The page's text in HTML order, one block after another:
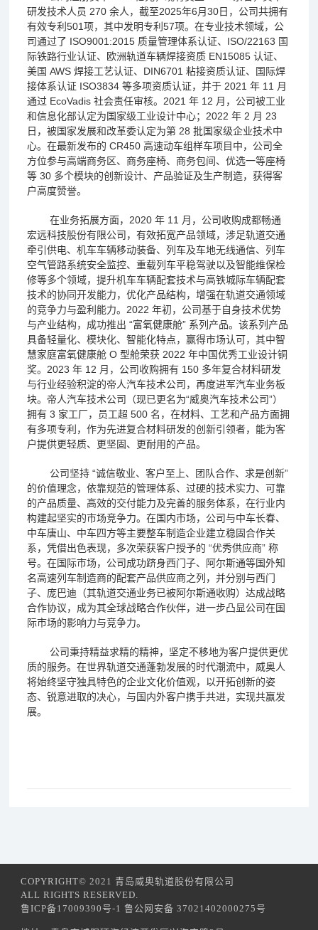
研发技术人员 270 余人，截至2025年6月30日，公司共拥有
有效专利501项，其中发明专利57项。在专业技术领域，公
司通过了 ISO9001:2015 质量管理体系认证、ISO/22163 国
际铁路行业认证、欧洲轨道车辆焊接资质 EN15085 认证、
美国 AWS 焊接工艺认证、DIN6701 粘接资质认证、国际焊
接体系认证 ISO3834 等多项资质认证，并于 2021 年 11 月
通过 EcoVadis 社会责任审核。2021 年 12 月，公司被工业
和信息化部认定为国家级工业设计中心；2022 年 2 月 23
日，被国家发展和改革委认定为第 28 批国家级企业技术中
心。在最新发布的 CR450 高速动车组样车项目中，公司全
方位参与高端商务区、商务座椅、商务包间、优选一等座椅
等 30 多个模块的创新设计、产品验证及生产制造，获得客
户高度赞誉。
在业务拓展方面，2020 年 11 月，公司收购成都畅通
宏远科技股份有限公司，有效拓宽产品领域，涉足轨道交通
牵引供电、机车车辆移动装备、列车及车地无线通信、列车
空气管路系统安全监控、重载列车平稳驾驶以及智能维保检
修等多个领域，提升机车车辆配套技术与高铁城际车辆配套
技术的协同开发能力，优化产品结构，增强在轨道交通领域
的竞争力与盈利能力。2022 年初，公司基于自身技术优势
与产业结构，成功推出 “富氧健康舱” 系列产品。该系列产品
具备轻量化、模块化、智能化特点，赢得市场认可，其中智
慧家庭富氧健康舱 O 型舱荣获 2022 年中国优秀工业设计铜
奖。2023 年 12 月，公司收购拥有 150 多年复合材料研发
与行业经验积淀的帝人汽车技术公司，再度进军汽车业务板
块。帝人汽车技术公司（现已更名为“威奥汽车技术公司”）
拥有 3 家工厂，员工超 500 名，在材料、工艺和产品方面拥
有多项专利，作为先进复合材料研发的创新引领者，能为客
户提供更轻质、更坚固、更耐用的产品。
公司坚持 “诚信敬业、客户至上、团队合作、求是创新”
的价值理念，依靠规范的管理体系、过硬的技术实力、可靠
的产品质量、高效的交付能力及完善的服务体系，在行业内
构建起坚实的市场竞争力。在国内市场，公司与中车长春、
中车唐山、中车四方等主要整车制造企业建立稳固合作关
系，凭借出色表现，多次荣获客户授予的 “优秀供应商” 称
号。在国际市场，公司成功跻身西门子、阿尔斯通等国外知
名高速列车制造商的配套产品供应商之列，并分别与西门
子、庞巴迪（其轨道交通业务已被阿尔斯通收购）达成战略
合作协议，成为其全球战略合作伙伴，进一步凸显公司在国
际市场的影响力与竞争力。
公司秉持精益求精的精神，坚定不移地为客户提供更优
质的服务。在世界轨道交通蓬勃发展的时代潮流中，威奥人
将始终坚守独具特色的企业文化价值观，以开拓创新的姿
态、锐意进取的决心，与国内外客户携手共进，实现共赢发
展。
COPYRIGHT© 2021 青岛威奥轨道股份有限公司
ALL RIGHTS RESERVED.
鲁ICP备17009390号-1 鲁公网安备 37021402000275号